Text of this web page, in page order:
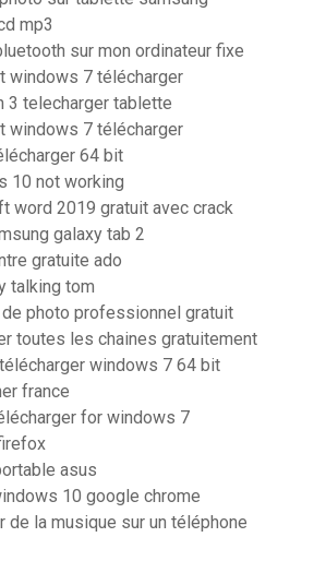
mp3
sur mon ordinateur fixe
windows 7 télécharger
3 telecharger tablette
windows 7 télécharger
64 bit
10 not working
word 2019 gratuit avec crack
galaxy tab 2
gratuite ado
talking tom
photo professionnel gratuit
toutes les chaines gratuitement
windows 7 64 bit
france
for windows 7
asus
10 google chrome
de la musique sur un téléphone